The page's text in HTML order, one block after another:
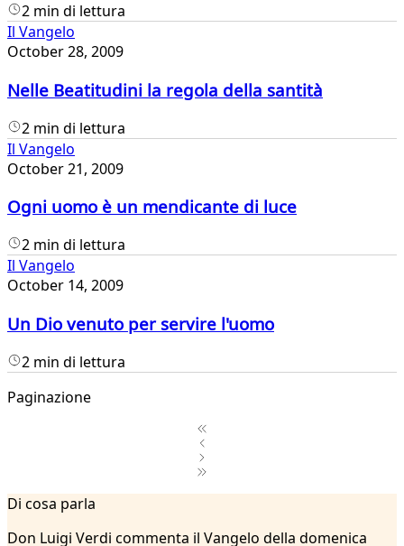
2 min di lettura
Il Vangelo
October 28, 2009
Nelle Beatitudini la regola della santità
2 min di lettura
Il Vangelo
October 21, 2009
Ogni uomo è un mendicante di luce
2 min di lettura
Il Vangelo
October 14, 2009
Un Dio venuto per servire l'uomo
2 min di lettura
Paginazione
2
...
Di cosa parla
Don Luigi Verdi commenta il Vangelo della domenica